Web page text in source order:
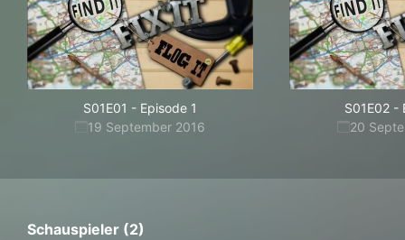
S01E01 - Episode 1
19 September 2016
S01E02 -
20
Schauspieler (2)